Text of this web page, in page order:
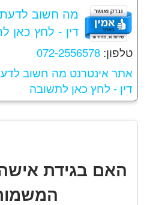
מה חשוב לדעת
דין - לחץ כאן
טלפון: 072-2556578
אתר אינטרנט מה חשוב
דין - לחץ כאן לתשובה
האם בגידת